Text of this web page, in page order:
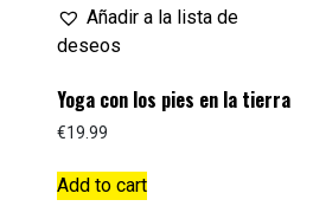
Añadir a la lista de
deseos
Yoga con los pies en la tierra
€19.99
Add to cart